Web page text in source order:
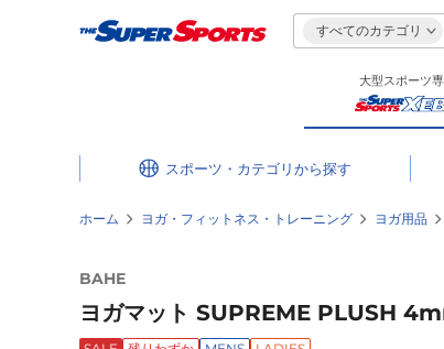
すべてのカテゴリ
大型スポーツ
スポーツ・カテゴリ
ホーム ヨガ・フィットネス・トレーニング ヨガ用品
BAHE
ヨガマット SUPREME PLUSH